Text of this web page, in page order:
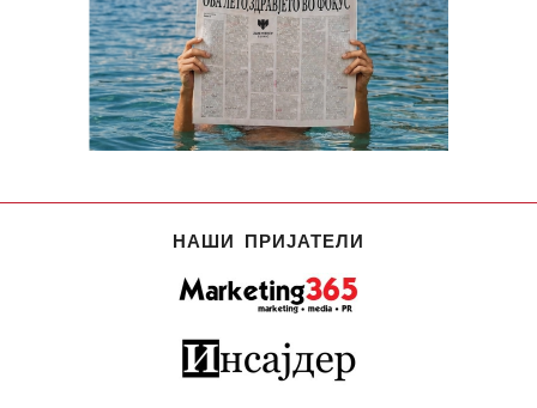
НАШИ ПРИЈАТЕЛИ